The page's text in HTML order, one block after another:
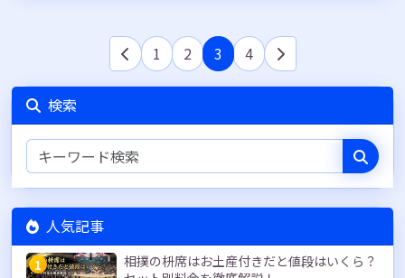
1 2 3 4
検索
人気記事
1
相撲の枡席はお土産付きだと値段はいくら？